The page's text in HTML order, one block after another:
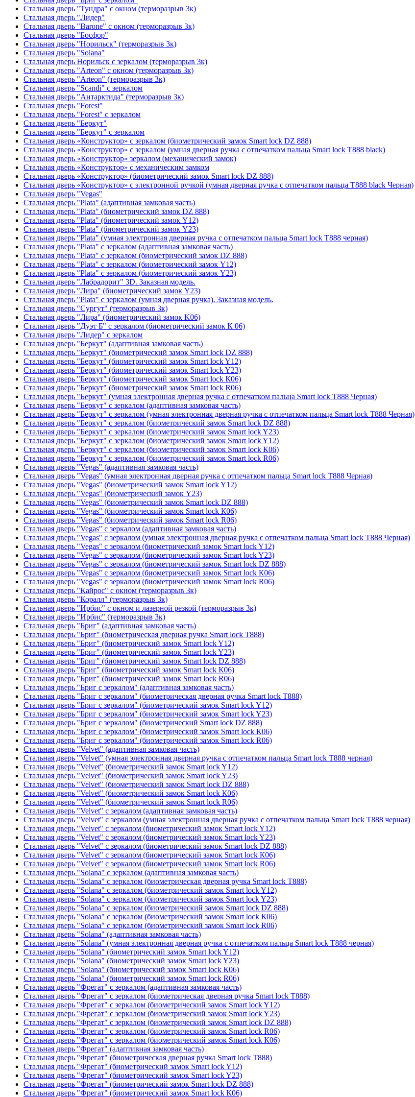
Стальная дверь "Тундра" с окном (терморазрыв 3к)
Стальная дверь "Лидер"
Стальная дверь "Barone" с окном (терморазрыв 3к)
Стальная дверь "Босфор"
Стальная дверь "Норильск" (терморазрыв 3к)
Стальная дверь "Solana"
Стальная дверь Норильск с зеркалом (терморазрыв 3к)
Стальная дверь "Arteon" с окном (терморазрыв 3к)
Стальная дверь "Arteon" (терморазрыв 3к)
Стальная дверь "Scandi" с зеркалом
Стальная дверь "Антарктида" (терморазрыв 3к)
Стальная дверь "Forest"
Стальная дверь "Forest" с зеркалом
Стальная дверь "Беркут"
Стальная дверь "Беркут" с зеркалом
Стальная дверь «Конструктор» с зеркалом (биометрический замок Smart lock DZ 888)
Стальная дверь «Конструктор» с зеркалом (умная дверная ручка с отпечатком пальца Smart lock T888 black)
Стальная дверь «Конструктор» зеркалом (механический замок)
Стальная дверь «Конструктор» с механическим замком
Стальная дверь «Конструктор» (биометрический замок Smart lock DZ 888)
Стальная дверь «Конструктор» с электронной ручкой (умная дверная ручка с отпечатком пальца T888 black Черная)
Стальная дверь "Vegas"
Стальная дверь "Plata" (адаптивная замковая часть)
Стальная дверь "Plata" (биометрический замок DZ 888)
Стальная дверь "Plata" (биометрический замок Y12)
Стальная дверь "Plata" (биометрический замок Y23)
Стальная дверь "Plata" (умная электронная дверная ручка с отпечатком пальца Smart lock T888 черная)
Стальная дверь "Plata" с зеркалом (адаптивная замковая часть)
Стальная дверь "Plata" с зеркалом (биометрический замок DZ 888)
Стальная дверь "Plata" с зеркалом (биометрический замок Y12)
Стальная дверь "Plata" с зеркалом (биометрический замок Y23)
Стальная дверь "Лабрадорит" 3D. Заказная модель.
Стальная дверь "Лира" (биометрический замок Y23)
Стальная дверь "Plata" с зеркалом (умная дверная ручка). Заказная модель.
Стальная дверь "Сургут" (терморазрыв 3к)
Стальная дверь "Лира" (биометрический замок K06)
Стальная дверь "Дуэт Б" с зеркалом (биометрический замок К 06)
Стальная дверь "Лидер" с зеркалом
Стальная дверь "Беркут" (адаптивная замковая часть)
Стальная дверь "Беркут" (биометрический замок Smart lock DZ 888)
Стальная дверь "Беркут" (биометрический замок Smart lock Y12)
Стальная дверь "Беркут" (биометрический замок Smart lock Y23)
Стальная дверь "Беркут" (биометрический замок Smart lock К06)
Стальная дверь "Беркут" (биометрический замок Smart lock R06)
Стальная дверь "Беркут" (умная электронная дверная ручка с отпечатком пальца Smart lock T888 Черная)
Стальная дверь "Беркут" с зеркалом (адаптивная замковая часть)
Стальная дверь "Беркут" с зеркалом (умная электронная дверная ручка с отпечатком пальца Smart lock T888 Черная)
Стальная дверь "Беркут" с зеркалом (биометрический замок Smart lock DZ 888)
Стальная дверь "Беркут" с зеркалом (биометрический замок Smart lock Y23)
Стальная дверь "Беркут" с зеркалом (биометрический замок Smart lock Y12)
Стальная дверь "Беркут" с зеркалом (биометрический замок Smart lock К06)
Стальная дверь "Беркут" с зеркалом (биометрический замок Smart lock R06)
Стальная дверь "Vegas" (адаптивная замковая часть)
Стальная дверь "Vegas" (умная электронная дверная ручка с отпечатком пальца Smart lock T888 Черная)
Стальная дверь "Vegas" (биометрический замок Smart lock Y12)
Стальная дверь "Vegas" (биометрический замок Y23)
Стальная дверь "Vegas" (биометрический замок Smart lock DZ 888)
Стальная дверь "Vegas" (биометрический замок Smart lock К06)
Стальная дверь "Vegas" (биометрический замок Smart lock R06)
Стальная дверь "Vegas" с зеркалом (адаптивная замковая часть)
Стальная дверь "Vegas" с зеркалом (умная электронная дверная ручка с отпечатком пальца Smart lock T888 Черная)
Стальная дверь "Vegas" с зеркалом (биометрический замок Smart lock Y12)
Стальная дверь "Vegas" с зеркалом (биометрический замок Smart lock Y23)
Стальная дверь "Vegas" с зеркалом (биометрический замок Smart lock DZ 888)
Стальная дверь "Vegas" с зеркалом (биометрический замок Smart lock К06)
Стальная дверь "Vegas" с зеркалом (биометрический замок Smart lock R06)
Стальная дверь "Кайрос" с окном (терморазрыв 3к)
Стальная дверь "Коралл" (терморазрыв 3к)
Стальная дверь "Ирбис" с окном и лазерной резкой (терморазрыв 3к)
Стальная дверь "Ирбис" (терморазрыв 3к)
Стальная дверь "Бриг" (адаптивная замковая часть)
Стальная дверь "Бриг" (биометрическая дверная ручка Smart lock T888)
Стальная дверь "Бриг" (биометрический замок Smart lock Y12)
Стальная дверь "Бриг" (биометрический замок Smart lock Y23)
Стальная дверь "Бриг" (биометрический замок Smart lock DZ 888)
Стальная дверь "Бриг" (биометрический замок Smart lock К06)
Стальная дверь "Бриг" (биометрический замок Smart lock R06)
Стальная дверь "Бриг с зеркалом" (адаптивная замковая часть)
Стальная дверь "Бриг с зеркалом" (биометрическая дверная ручка Smart lock T888)
Стальная дверь "Бриг с зеркалом" (биометрический замок Smart lock Y12)
Стальная дверь "Бриг с зеркалом" (биометрический замок Smart lock Y23)
Стальная дверь "Бриг с зеркалом" (биометрический Smart lock DZ 888)
Стальная дверь "Бриг с зеркалом" (биометрический замок Smart lock К06)
Стальная дверь "Бриг с зеркалом" (биометрический замок Smart lock R06)
Стальная дверь "Velvet" (адаптивная замковая часть)
Стальная дверь "Velvet" (умная электронная дверная ручка с отпечатком пальца Smart lock T888 черная)
Стальная дверь "Velvet" (биометрический замок Smart lock Y12)
Стальная дверь "Velvet" (биометрический замок Smart lock Y23)
Стальная дверь "Velvet" (биометрический замок Smart lock DZ 888)
Стальная дверь "Velvet" (биометрический замок Smart lock К06)
Стальная дверь "Velvet" (биометрический замок Smart lock R06)
Стальная дверь "Velvet" с зеркалом (адаптивная замковая часть)
Стальная дверь "Velvet" с зеркалом (умная электронная дверная ручка с отпечатком пальца Smart lock T888 черная)
Стальная дверь "Velvet" с зеркалом (биометрический замок Smart lock Y12)
Стальная дверь "Velvet" с зеркалом (биометрический замок Smart lock Y23)
Стальная дверь "Velvet" с зеркалом (биометрический замок Smart lock DZ 888)
Стальная дверь "Velvet" с зеркалом (биометрический замок Smart lock К06)
Стальная дверь "Velvet" с зеркалом (биометрический замок Smart lock R06)
Стальная дверь "Solana" с зеркалом (адаптивная замковая часть)
Стальная дверь "Solana" с зеркалом (биометрическая дверная ручка Smart lock T888)
Стальная дверь "Solana" с зеркалом (биометрический замок Smart lock Y12)
Стальная дверь "Solana" с зеркалом (биометрический замок Smart lock Y23)
Стальная дверь "Solana" с зеркалом (биометрический замок Smart lock DZ 888)
Стальная дверь "Solana" с зеркалом (биометрический замок Smart lock К06)
Стальная дверь "Solana" с зеркалом (биометрический замок Smart lock R06)
Стальная дверь "Solana" (адаптивная замковая часть)
Стальная дверь "Solana" (умная электронная дверная ручка с отпечатком пальца Smart lock T888 черная)
Стальная дверь "Solana" (биометрический замок Smart lock Y12)
Стальная дверь "Solana" (биометрический замок Smart lock Y23)
Стальная дверь "Solana" (биометрический замок Smart lock К06)
Стальная дверь "Solana" (биометрический замок Smart lock R06)
Стальная дверь "Фрегат" с зеркалом (адаптивная замковая часть)
Стальная дверь "Фрегат" с зеркалом (биометрическая дверная ручка Smart lock T888)
Стальная дверь "Фрегат" с зеркалом (биометрический замок Smart lock Y12)
Стальная дверь "Фрегат" с зеркалом (биометрический замок Smart lock Y23)
Стальная дверь "Фрегат" с зеркалом (биометрический замок Smart lock DZ 888)
Стальная дверь "Фрегат" с зеркалом (биометрический замок Smart lock R06)
Стальная дверь "Фрегат" с зеркалом (биометрический замок Smart lock К06)
Стальная дверь "Фрегат" (адаптивная замковая часть)
Стальная дверь "Фрегат" (биометрическая дверная ручка Smart lock T888)
Стальная дверь "Фрегат" (биометрический замок Smart lock Y12)
Стальная дверь "Фрегат" (биометрический замок Smart lock Y23)
Стальная дверь "Фрегат" (биометрический замок Smart lock DZ 888)
Стальная дверь "Фрегат" (биометрический замок Smart lock К06)